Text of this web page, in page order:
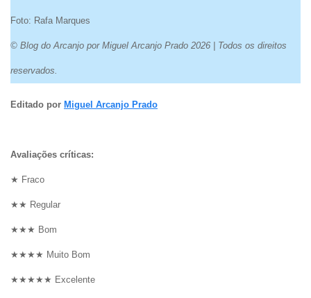
Foto: Rafa Marques
© Blog do Arcanjo por Miguel Arcanjo Prado 2026 | Todos os direitos
reservados.
Editado por Miguel Arcanjo Prado
Avaliações críticas:
★ Fraco
★★ Regular
★★★ Bom
★★★★ Muito Bom
★★★★★ Excelente